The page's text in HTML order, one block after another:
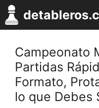
Saltar
al
contenido
Campeonato
Partidas
Formato,
lo que Debes